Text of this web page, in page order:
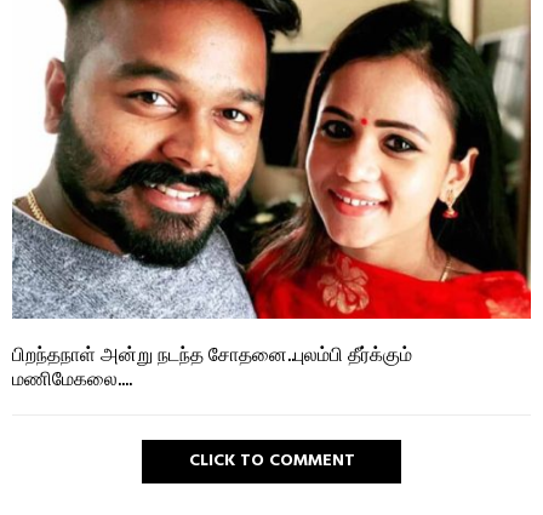
பிறந்தநாள் அன்று நடந்த சோதனை..புலம்பி தீர்க்கும்
மணிமேகலை….
CLICK TO COMMENT